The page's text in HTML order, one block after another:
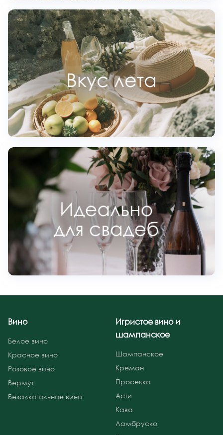
Вино
Белое вино
Красное вино
Розовое вино
Вермут
Безалкогольное вино
Игристое вино и
шампанское
Шампанское
Креман
Просекко
Асти
Кава
Ламбруско